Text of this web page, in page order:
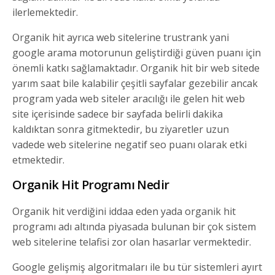
ilerlemektedir.
Organik hit ayrıca web sitelerine trustrank yani
google arama motorunun geliştirdiği güven puanı için
önemli katkı sağlamaktadır. Organik hit bir web sitede
yarım saat bile kalabilir çeşitli sayfalar gezebilir ancak
program yada web siteler aracılığı ile gelen hit web
site içerisinde sadece bir sayfada belirli dakika
kaldıktan sonra gitmektedir, bu ziyaretler uzun
vadede web sitelerine negatif seo puanı olarak etki
etmektedir.
Organik Hit Programı Nedir
Organik hit verdiğini iddaa eden yada organik hit
programı adı altında piyasada bulunan bir çok sistem
web sitelerine telafisi zor olan hasarlar vermektedir.
Google gelişmiş algoritmaları ile bu tür sistemleri ayırt